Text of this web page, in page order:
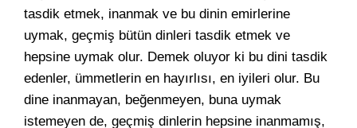
tasdik etmek, inanmak ve bu dinin emirlerine
uymak, geçmiş bütün dinleri tasdik etmek ve
hepsine uymak olur. Demek oluyor ki bu dini tasdik
edenler, ümmetlerin en hayırlısı, en iyileri olur. Bu
dine inanmayan, beğenmeyen, buna uymak
istemeyen de, geçmiş dinlerin hepsine inanmamış,